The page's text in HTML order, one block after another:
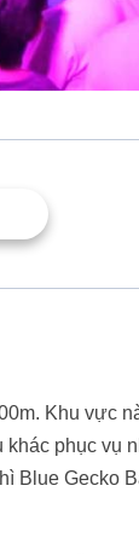
Khu vực
phục vụ
Blue Gecko